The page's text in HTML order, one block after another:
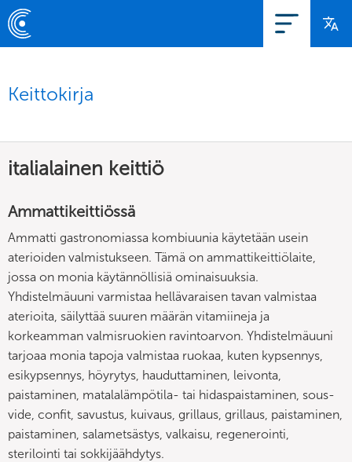
Keittokirja
italialainen keittiö
Ammattikeittiössä
Ammatti gastronomiassa kombiuunia käytetään usein
aterioiden valmistukseen. Tämä on ammattikeittiölaite,
jossa on monia käytännöllisiä ominaisuuksia.
Yhdistelmäuuni varmistaa hellävaraisen tavan valmistaa
aterioita, säilyttää suuren määrän vitamiineja ja
korkeamman valmisruokien ravintoarvon. Yhdistelmäuuni
tarjoaa monia tapoja valmistaa ruokaa, kuten kypsennys,
esikypsennys, höyrytys, hauduttaminen, leivonta,
paistaminen, matalalämpötila- tai hidaspaistaminen, sous-
vide, confit, savustus, kuivaus, grillaus, grillaus, paistaminen,
paistaminen, salametsästys, valkaisu, regenerointi,
sterilointi tai sokkijäähdytys.